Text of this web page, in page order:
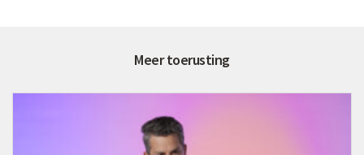
Meer toerusting